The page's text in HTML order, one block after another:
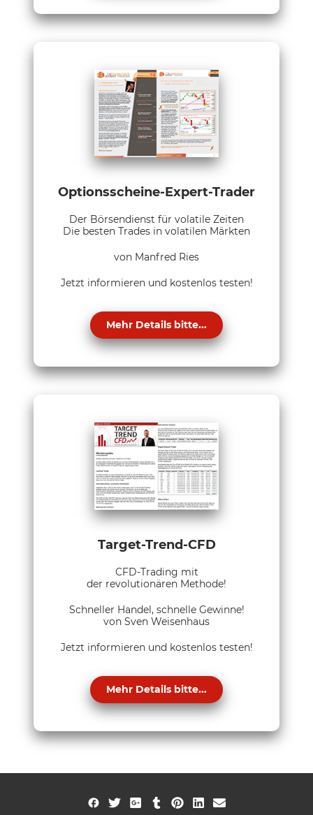
Optionsscheine-Expert-Trader
Der Börsendienst für volatile Zeiten
Die besten Trades in volatilen Märkten
von Manfred Ries
Jetzt informieren und kostenlos testen!
Mehr Details bitte...
Target-Trend-CFD
CFD-Trading mit
der revolutionären Methode!
Schneller Handel, schnelle Gewinne!
von Sven Weisenhaus
Jetzt informieren und kostenlos testen!
Mehr Details bitte...